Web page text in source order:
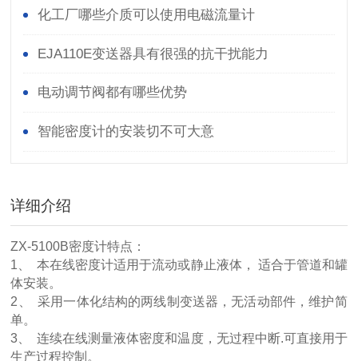
化工厂哪些介质可以使用电磁流量计
EJA110E变送器具有很强的抗干扰能力
电动调节阀都有哪些优势
智能密度计的安装切不可大意
详细介绍
ZX-5100B密度计特点：
1、 本在线密度计适用于流动或静止液体， 适合于管道和罐
体安装。
2、 采用一体化结构的两线制变送器，无活动部件，维护简
单。
3、 连续在线测量液体密度和温度，无过程中断.可直接用于
生产过程控制。